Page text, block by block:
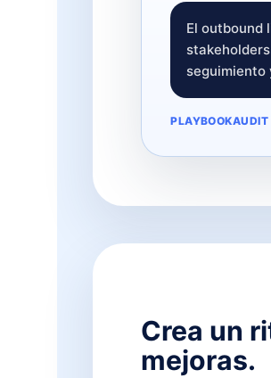
El outbound
seguimiento
PLAYBOOKAUDIT
Crea un
mejoras.